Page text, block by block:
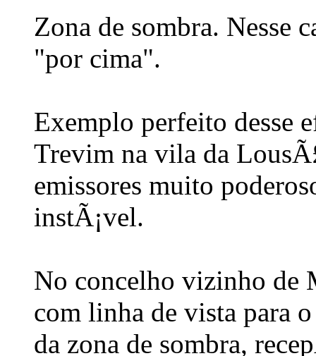
Zona de sombra. Nesse
"por cima".
Exemplo perfeito desse
Trevim na vila da
emissores muito
instÃ¡vel.
No concelho vizinho de
com linha de vista para
da zona de sombra,